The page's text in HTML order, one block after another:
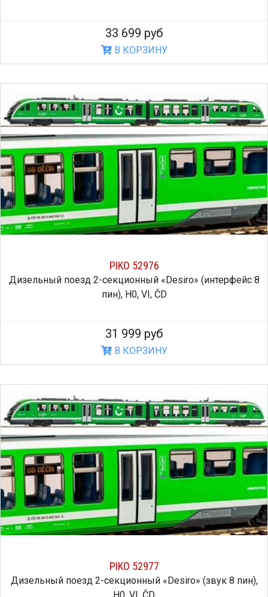
33 699 руб
В КОРЗИНУ
PIKO 52976
Дизельный поезд 2-секционный «Desiro» (интерфейс 8
пин), H0, VI, ČD
31 999 руб
В КОРЗИНУ
PIKO 52977
Дизельный поезд 2-секционный «Desiro» (звук 8 пин),
H0, VI, ČD